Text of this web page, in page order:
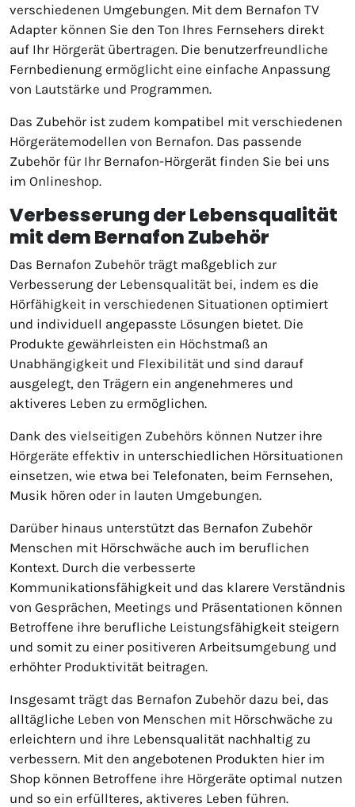
verschiedenen Umgebungen. Mit dem Bernafon TV
Adapter können Sie den Ton Ihres Fernsehers direkt
auf Ihr Hörgerät übertragen. Die benutzerfreundliche
Fernbedienung ermöglicht eine einfache Anpassung
von Lautstärke und Programmen.
Das Zubehör ist zudem kompatibel mit verschiedenen
Hörgerätemodellen von Bernafon. Das passende
Zubehör für Ihr Bernafon-Hörgerät finden Sie bei uns
im Onlineshop.
Verbesserung der Lebensqualität
mit dem Bernafon Zubehör
Das Bernafon Zubehör trägt maßgeblich zur
Verbesserung der Lebensqualität bei, indem es die
Hörfähigkeit in verschiedenen Situationen optimiert
und individuell angepasste Lösungen bietet. Die
Produkte gewährleisten ein Höchstmaß an
Unabhängigkeit und Flexibilität und sind darauf
ausgelegt, den Trägern ein angenehmeres und
aktiveres Leben zu ermöglichen.
Dank des vielseitigen Zubehörs können Nutzer ihre
Hörgeräte effektiv in unterschiedlichen Hörsituationen
einsetzen, wie etwa bei Telefonaten, beim Fernsehen,
Musik hören oder in lauten Umgebungen.
Darüber hinaus unterstützt das Bernafon Zubehör
Menschen mit Hörschwäche auch im beruflichen
Kontext. Durch die verbesserte
Kommunikationsfähigkeit und das klarere Verständnis
von Gesprächen, Meetings und Präsentationen können
Betroffene ihre berufliche Leistungsfähigkeit steigern
und somit zu einer positiveren Arbeitsumgebung und
erhöhter Produktivität beitragen.
Insgesamt trägt das Bernafon Zubehör dazu bei, das
alltägliche Leben von Menschen mit Hörschwäche zu
erleichtern und ihre Lebensqualität nachhaltig zu
verbessern. Mit den angebotenen Produkten hier im
Shop können Betroffene ihre Hörgeräte optimal nutzen
und so ein erfüllteres, aktiveres Leben führen.